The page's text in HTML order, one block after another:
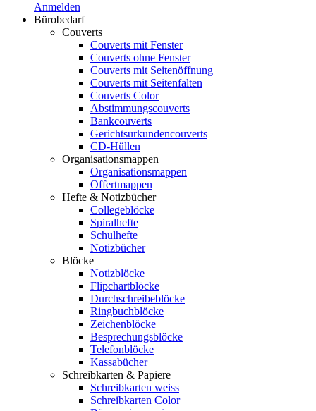
Anmelden
Bürobedarf
Couverts
Couverts mit Fenster
Couverts ohne Fenster
Couverts mit Seitenöffnung
Couverts mit Seitenfalten
Couverts Color
Abstimmungscouverts
Bankcouverts
Gerichtsurkundencouverts
CD-Hüllen
Organisationsmappen
Organisationsmappen
Offertmappen
Hefte & Notizbücher
Collegeblöcke
Spiralhefte
Schulhefte
Notizbücher
Blöcke
Notizblöcke
Flipchartblöcke
Durchschreibeblöcke
Ringbuchblöcke
Zeichenblöcke
Besprechungsblöcke
Telefonblöcke
Kassabücher
Schreibkarten & Papiere
Schreibkarten weiss
Schreibkarten Color